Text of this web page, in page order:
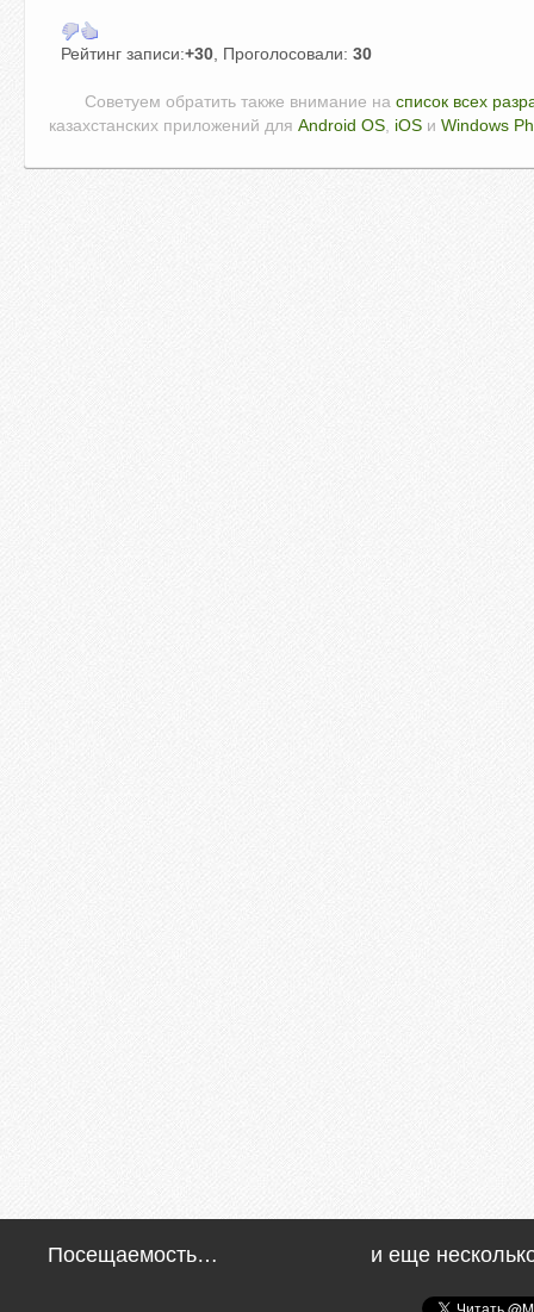
Рейтинг записи:+30 , Проголосовали: 30
Советуем обратить также внимание на список всех
казахстанских приложений для Android OS iOS и Windows
Посещаемость… и еще